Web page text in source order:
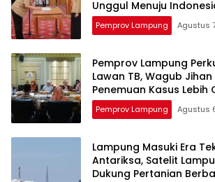
Unggul Menuju
Pemprov Lampung Agustus
Pemprov Lampung
Lawan TB, Wagub
Penemuan Kasus Lebih
Tuntas
Pemprov Lampung Agustus
Lampung Masuki Era
Antariksa, Satelit
Dukung Pertanian